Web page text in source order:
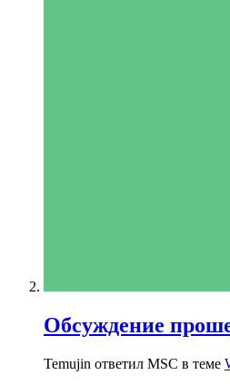
Обсуждение
Temujin ответил MSC в теме